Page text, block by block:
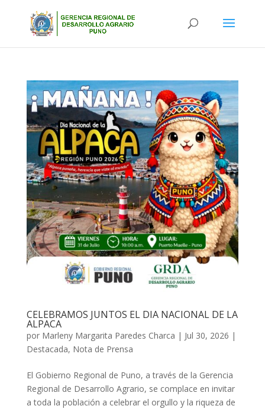
CELEBRAMOS JUNTOS EL DIA NACIONAL DE LA
ALPACA
por Marleny Margarita Paredes Charca | Jul 30, 2026 |
Destacada, Nota de Prensa
El Gobierno Regional de Puno, a través de la Gerencia
Regional de Desarrollo Agrario, se complace en invitar
a toda la población a celebrar el orgullo y la riqueza de